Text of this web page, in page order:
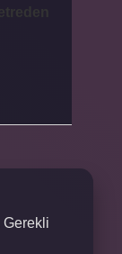
Gerekli